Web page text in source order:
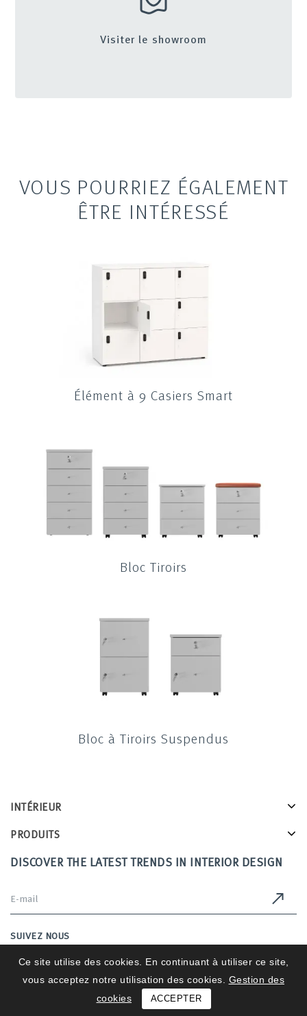
Visiter le showroom
VOUS POURRIEZ ÉGALEMENT
ÊTRE INTÉRESSÉ
Élément à 9 Casiers Smart
Bloc Tiroirs
Bloc à Tiroirs Suspendus
INTÉRIEUR
PRODUITS
DISCOVER THE LATEST TRENDS IN INTERIOR DESIGN
SUIVEZ NOUS
Ce site utilise des cookies. En continuant à utiliser ce site,
vous acceptez notre utilisation des cookies.
Gestion des
cookies
ACCEPTER
Intérieurs 2025 © All Rights Reserved